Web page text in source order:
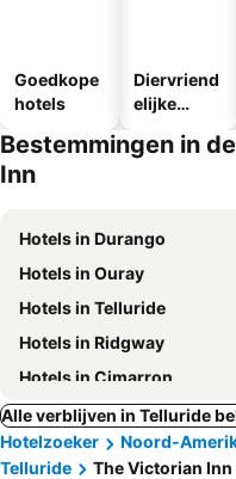
Goedkope
hotels
Diervriend
elijke
Bestemmingen in
Inn
Hotels in Durango
Hotels in Ouray
Hotels in Telluride
Hotels in Ridgway
Hotels in Cimarron
Alle verblijven in Telluride
Hotelzoeker
Noord-
Telluride
The Victorian Inn